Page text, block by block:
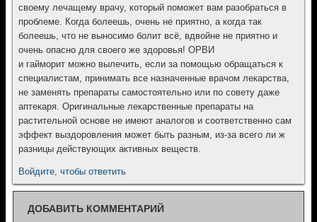
своему лечащему врачу, который поможет вам разобраться в
проблеме. Когда болеешь, очень не приятно, а когда так
болеешь, что не выносимо болит всё, вдвойне не приятно и
очень опасно для своего же здоровья! ОРВИ
и гайморит можно вылечить, если за помощью обращаться к
специалистам, принимать все назначенные врачом лекарства,
не заменять препараты самостоятельно или по совету даже
аптекаря. Оригинальные лекарственные препараты на
растительной основе не имеют аналогов и соответственно сам
эффект выздоровления может быть разным, из-за всего ли ж
разницы действующих активных веществ.
Войдите, чтобы ответить
ДОБАВИТЬ КОММЕНТАРИЙ